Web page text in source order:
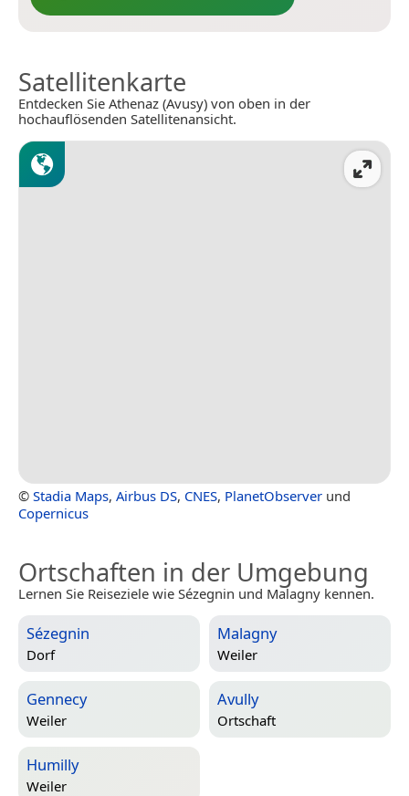
Satellitenkarte
Entdecken Sie Athenaz (Avusy) von oben in der
hochauflösenden Satellitenansicht.
© Stadia Maps, Airbus DS, CNES, PlanetObserver und
Copernicus
Ortschaften in der Umgebung
Lernen Sie Reiseziele wie Sézegnin und Malagny kennen.
Sézegnin
Dorf
Malagny
Weiler
Gennecy
Weiler
Avully
Ortschaft
Humilly
Weiler